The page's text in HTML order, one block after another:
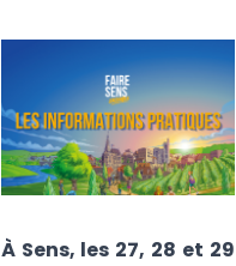
À Sens, les 27, 28 et 29